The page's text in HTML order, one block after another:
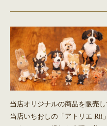
当店オリジナルの商品を販売し
当店いちおしの「アトリエ Rii